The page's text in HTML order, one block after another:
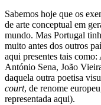
Sabemos hoje que os
de arte conceptual em
mundo. Mas Portugal
muito antes dos outros
aqui presentes tais
António Sena, João
daquela outra poetisa
court, de renome
representada aqui).